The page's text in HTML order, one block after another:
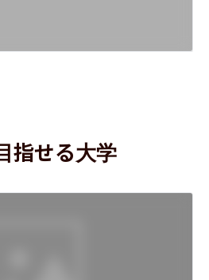
指せる大学